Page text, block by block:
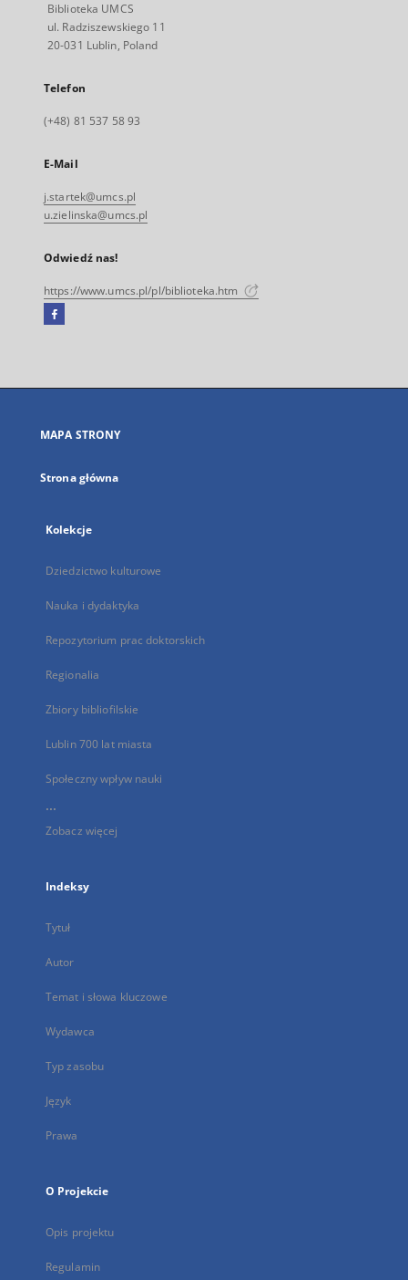
Biblioteka UMCS
ul. Radziszewskiego 11
20-031 Lublin, Poland
Telefon
(+48) 81 537 58 93
E-Mail
j.startek@umcs.pl
u.zielinska@umcs.pl
Odwiedź nas!
https://www.umcs.pl/pl/biblioteka.htm
Facebook
się
karcie
MAPA STRONY
Strona główna
Kolekcje
Dziedzictwo kulturowe
Nauka i dydaktyka
Repozytorium prac doktorskich
Regionalia
Zbiory bibliofilskie
Lublin 700 lat miasta
Społeczny wpływ nauki
...
Zobacz więcej
Indeksy
Tytuł
Autor
Temat i słowa kluczowe
Wydawca
Typ zasobu
Język
Prawa
O Projekcie
Opis projektu
Regulamin